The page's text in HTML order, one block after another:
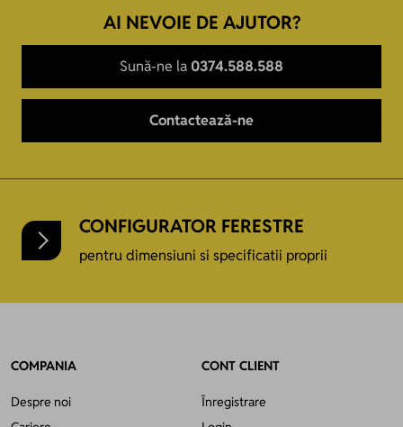
AI NEVOIE DE AJUTOR?
Sună-ne la 0374.588.588
Contactează-ne
CONFIGURATOR FERESTRE
pentru dimensiuni si specificatii proprii
COMPANIA
Despre noi
CONT CLIENT
Înregistrare